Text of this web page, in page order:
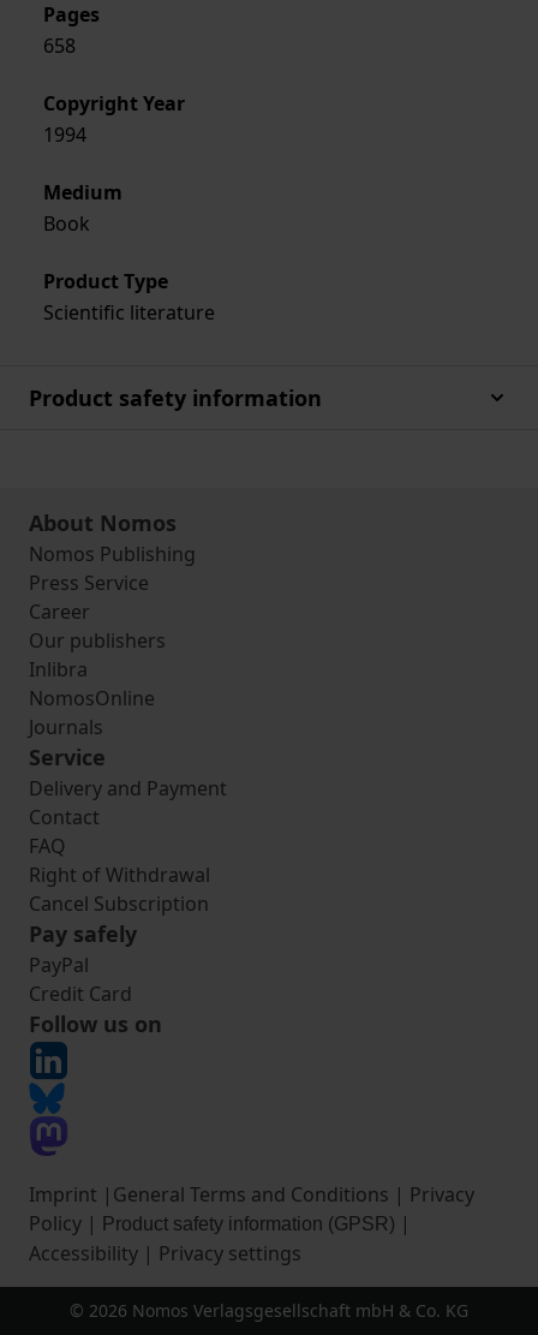
Pages
658
Copyright Year
1994
Medium
Book
Product Type
Scientific literature
Product safety information
About Nomos
Nomos Publishing
Press Service
Career
Our publishers
Inlibra
NomosOnline
Journals
Service
Delivery and Payment
Contact
FAQ
Right of Withdrawal
Cancel Subscription
Pay safely
PayPal
Credit Card
Follow us on
Imprint | General Terms and Conditions | Privacy
Policy | Product safety information (GPSR) |
Accessibility | Privacy settings
© 2026 Nomos Verlagsgesellschaft mbH & Co. KG